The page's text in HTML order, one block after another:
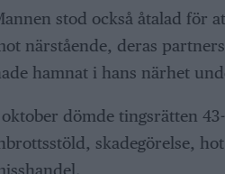
stod också åtalad för
närstående, deras
hamnat i hans närhet
dömde tingsrätten
skadegörelse,